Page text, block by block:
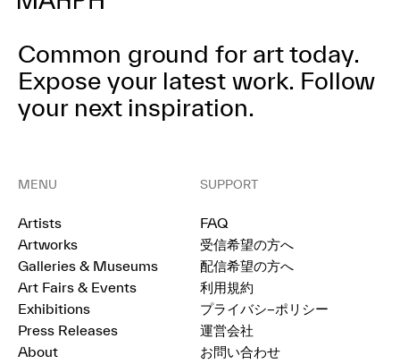
Common ground for art today.
Expose your latest work. Follow
your next inspiration.
MENU
Artists
Artworks
Galleries & Museums
Art Fairs & Events
Exhibitions
Press Releases
About
SUPPORT
FAQ
受信希望の方へ
配信希望の方へ
利用規約
プライバシ−ポリシー
運営会社
お問い合わせ